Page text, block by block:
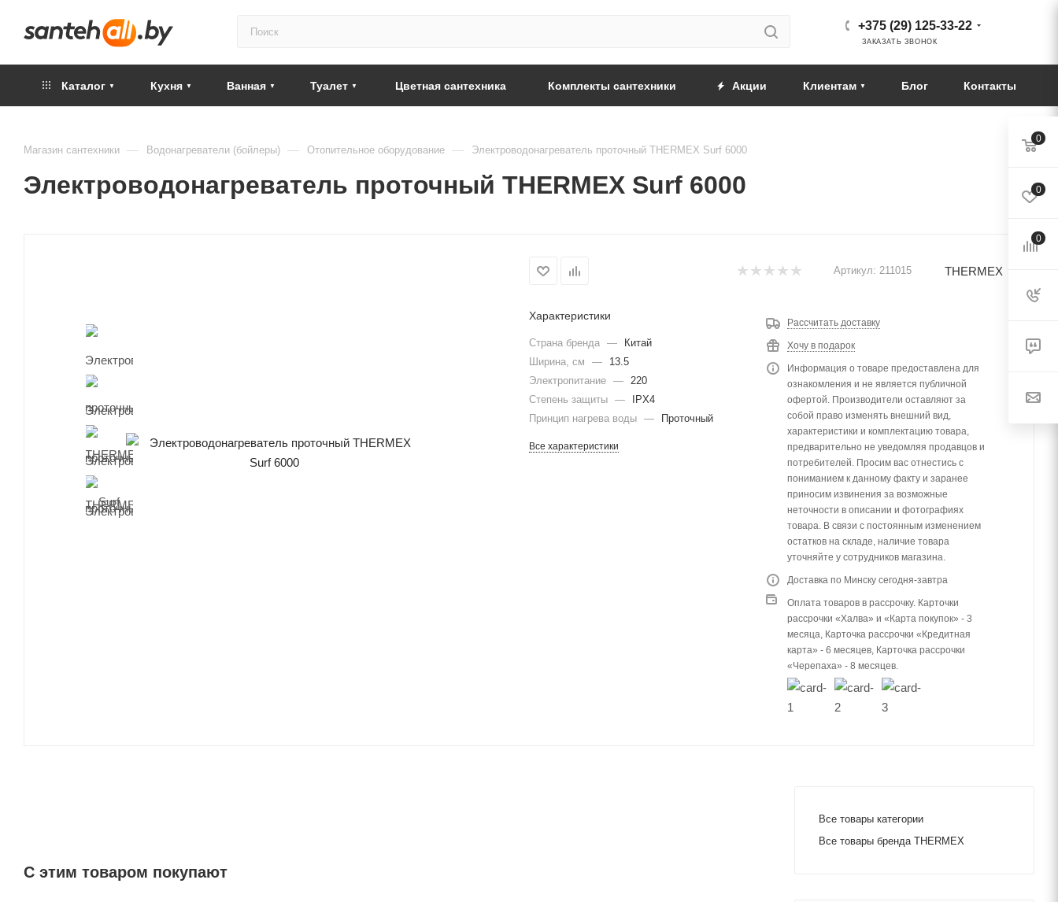
+375 (29) 125-33-22
ЗАКАЗАТЬ ЗВОНОК
Каталог Кухня Ванная Туалет Цветная сантехника Комплекты сантехники Акции Клиентам Блог Контакты
Магазин сантехники — Водонагреватели (бойлеры) — Отопительное оборудование — Электроводонагреватель проточный THERMEX Surf 6000
Электроводонагреватель проточный THERMEX Surf 6000
Артикул: 211015 THERMEX
Характеристики
Страна бренда —
Китай
Ширина, см
—
13.5
Электропитание — 220
Степень защиты —
IPX4
Принцип нагрева воды — Проточный
Все характеристики
Рассчитать доставку
Хочу в подарок
Информация о товаре предоставлена для
ознакомления и не является публичной
офертой. Производители оставляют за
собой право изменять внешний вид,
характеристики и комплектацию товара,
предварительно не уведомляя продавцов и
потребителей. Просим вас отнестись с
пониманием к данному факту и заранее
приносим извинения за возможные
неточности в описании и фотографиях
товара. В связи с постоянным изменением
остатков на складе, наличие товара
уточняйте у сотрудников магазина.
Доставка по Минску сегодня-завтра
Оплата товаров в рассрочку. Карточки
рассрочки «Халва» и «Карта покупок» - 3
месяца, Карточка рассрочки «Кредитная
карта» - 6 месяцев, Карточка рассрочки
«Черепаха» - 8 месяцев.
C этим товаром покупают
Все товары категории
Все товары бренда THERMEX
0
0
0